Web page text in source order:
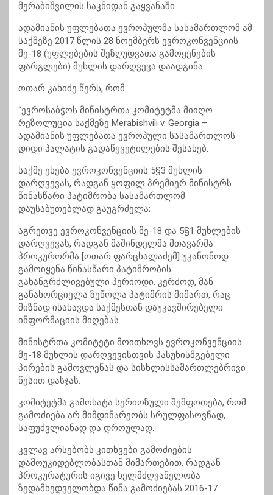
მერაბიშვილის საკნიდან გაყვანაში.
ადამიანის უფლებათა ევროპულმა სასამართლომ ამ
საქმეზე 2017 წლის 28 ნოემბერს ევროკონვენციის
მე-18 (უფლებების შეზღუდვათა გამოყენების
ფარგლები) მუხლის დარღვევა დაადგინა.
ოთარ კახიძე წერს, რომ:
“ევროსაბჭოს მინისტრთა კომიტეტმა მიიღო
რეზოლუცია საქმეზე Merabishvili v. Georgia –
ადამიანის უფლებათა ევროპული სასამართლოს
დიდი პალატის გადაწყვეტილების შესახებ.
საქმე ეხება ევროკონვენციის 5§3 მუხლის
დარღვევას, რადგან ყოფილ პრემიერ მინისტრს
წინასწარი პატიმრობა სასამართლომ
დაუსაბუთებლად გაუგრძელა;
აგრეთვე ევროკონვენციის მე-18 და 5§1 მუხლების
დარღვევას, რადგან მაშინდელმა მთავარმა
პროკურორმა [ოთარ ფარცხალაძემ] უკანონოდ
გამოიყენა წინასწარი პატიმრობის
გახანგრძლივებული პერიოდი. კერძოდ, მან
განახორციელა ზეწოლა პატიმრის მიმართ, რაც
მიზნად ისახავდა საქმესთან დაუკავშირებელი
ინფორმაციის მიღებას.
მინისტრთა კომიტეტი მოითხოვს ევროკონვენციის
მე-18 მუხლის დარღვევისთვის პასუხისმგებელი
პირების გამოვლენას და სისხლისსამართლებრივი
წესით დასჯას.
კომიტეტმა გამოხატა სერიოზული შეშფოთება, რომ
გამოძიება არ მიმდინარეობს სრულფასოვნად,
საფუძვლიანად და დროულად.
კვლავ არსებობს კითხვები გამოძიების
დამოუკიდებლობასთან მიმართებით, რადგან
პროკურატურის იგივე ხელმძღვანელობა
ზედამხედველობდა წინა გამოძიებას 2016-17